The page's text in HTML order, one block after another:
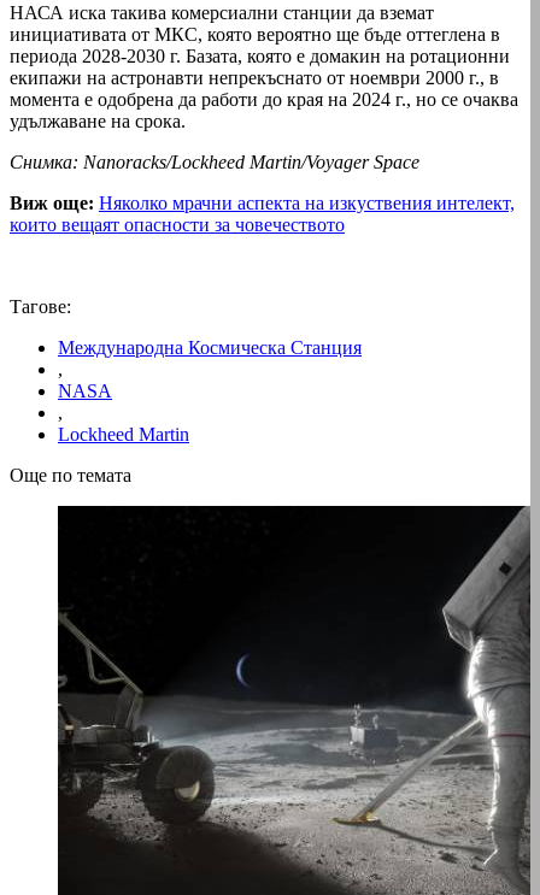
НАСА иска такива комерсиални станции да вземат
инициативата от МКС, която вероятно ще бъде оттеглена в
периода 2028-2030 г. Базата, която е домакин на ротационни
екипажи на астронавти непрекъснато от ноември 2000 г., в
момента е одобрена да работи до края на 2024 г., но се очаква
удължаване на срока.
Снимка: Nanoracks/Lockheed Martin/Voyager Space
Виж още: Няколко мрачни аспекта на изкуствения интелект,
които вещаят опасности за човечеството
Тагове:
Международна Космическа Станция
,
NASA
,
Lockheed Martin
Още по темата